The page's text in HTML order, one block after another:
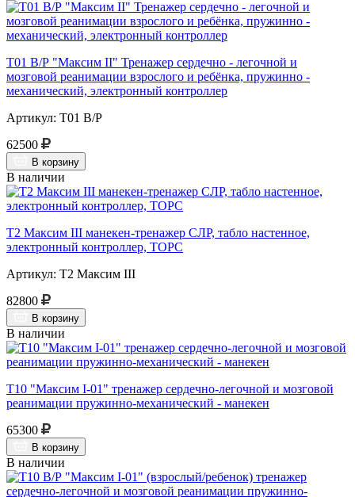
Т01 В/Р "Максим II" Тренажер сердечно - легочной и
мозговой реанимации взрослого и ребёнка, пружинно -
механический, электронный контроллер
Артикул: Т01 В/Р
62500
В корзину
В наличии
Т2 Максим III манекен-тренажер СЛР, табло настенное,
электронный контроллер, ТОРС
Артикул: Т2 Максим III
82800
В корзину
В наличии
Т10 "Максим I-01" тренажер сердечно-легочной и мозговой
реанимации пружинно-механический - манекен
65300
В корзину
В наличии